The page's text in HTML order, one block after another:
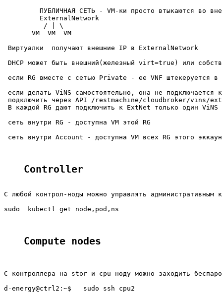
ПУБЛИЧНАЯ СЕТЬ - VM-ки просто втыкаются во
         ExternalNetwork
          / | \
       VM  VM  VM
Виртуалки  получают внешние IP в ExternalNetwork
DHCP может быть внешний(железный virt=true) или
если RG вместе с сетью Private - ee VNF штекеруется в
если делать ViNS самостоятельно, она не
подключить через API /restmachine/cloudbroker/vins/
В каждой RG дают подключить к ExtNet только один
сеть внутри RG - доступна VM этой RG
сеть внутри Account - доступна VM всех RG этого
Controller
С любой контрол-ноды можно управлять административным
sudo  kubectl get node,pod,ns
Compute nodes
С контроллера на stor и cpu ноду можно заходить
d-energy@ctrl2:~$   sudo ssh cpu2